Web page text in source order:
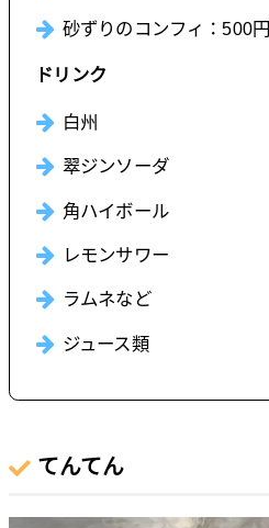
砂ずりのコンフィ：500円
ドリンク
白州
翠ジンソーダ
角ハイボール
レモンサワー
ラムネなど
ジュース類
てんてん